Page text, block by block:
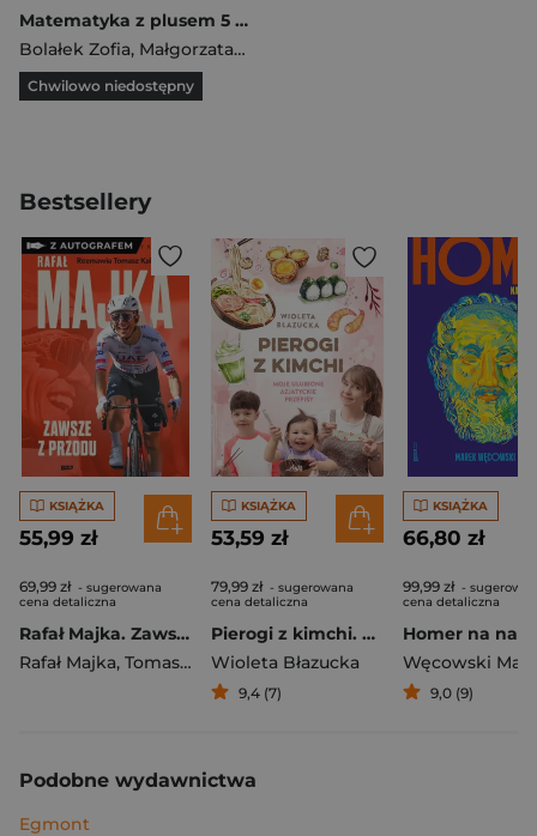
Matematyka z plusem 5 Zeszyt ćwiczeń Część 2 Liczby całkowite i ułamki Szkoła podstawowa
Bolałek Zofia, Małgorzata Dobrowolska
Chwilowo niedostępny
Bestsellery
KSIĄŻKA
55,99 zł
69,99 zł - sugerowana
cena detaliczna
Rafał Majka. Zawsze z przodu. Rozmawia Tomasz Kalemba - książka z autografem
Rafał Majka, Tomasz Kalemba
KSIĄŻKA
53,59 zł
79,99 zł - sugerowana
cena detaliczna
Pierogi z kimchi. Moje ulubione azjatyckie przepisy
Wioleta Błazucka
9,4 (7)
KSIĄŻKA
66,80 zł
99,99 zł -
cena detaliczna
Węcowski
9,0 (9)
Podobne wydawnictwa
Egmont